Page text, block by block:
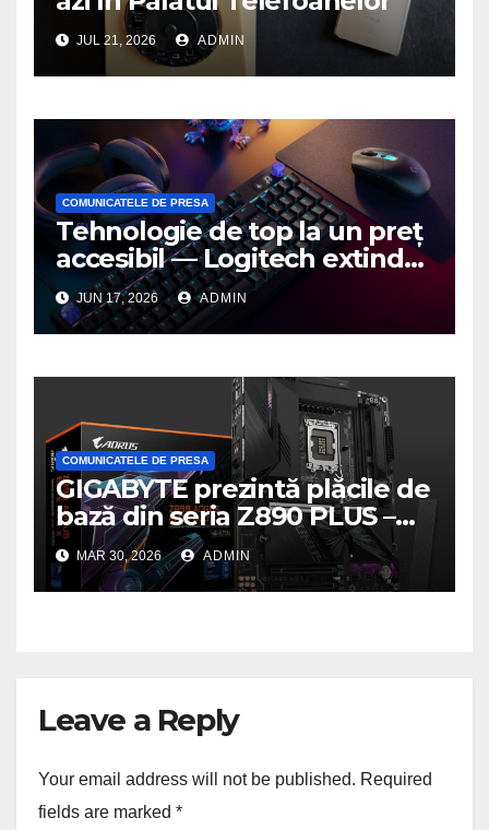
JUL 21, 2026 ADMIN
COMUNICATELE DE PRESA
Tehnologie de top la un preț
accesibil — Logitech extinde
seria G3 cu un nou mouse și
o nouă tastatură pentru
gaming pe PC
JUN 17, 2026 ADMIN
COMUNICATELE DE PRESA
GIGABYTE prezintă plăcile de
bază din seria Z890 PLUS –
performanță de ultimă
generație la un nou nivel
MAR 30, 2026 ADMIN
Leave a Reply
Your email address will not be published. Required
fields are marked *